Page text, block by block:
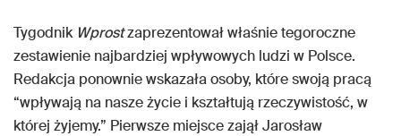
Tygodnik Wprostzaprezentował właśnie tegoroczne
zestawienie najbardziej wpływowych ludzi w Polsce.
Redakcja ponownie wskazała osoby, które swoją pracą
“wpływają na nasze życie i kształtują rzeczywistość, w
której żyjemy.” Pierwsze miejsce zajął Jarosław